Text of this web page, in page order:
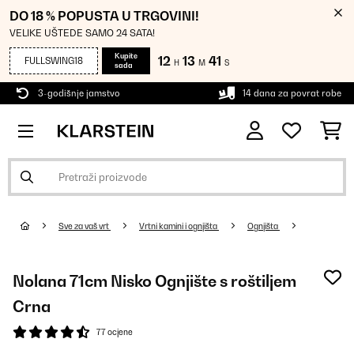
DO 18 % POPUSTA U TRGOVINI!
VELIKE UŠTEDE SAMO 24 SATA!
FULLSWING18
Kupite
sada
12 H 13 M 41 S
3-godišnje jamstvo 14 dana za povrat robe
Sve za vaš vrt Vrtni kamini i ognjišta Ognjišta
Nolana 71cm Nisko Ognjište s roštiljem
Crna
77 ocjene